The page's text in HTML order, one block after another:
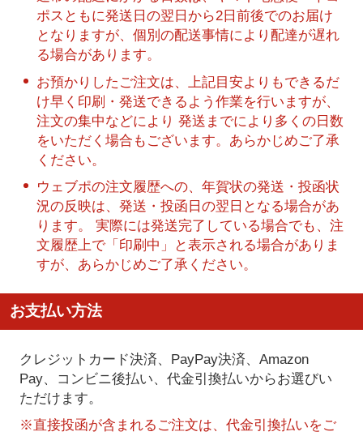
ポスともに発送日の翌日から2日前後でのお届け
となりますが、個別の配送事情により配達が遅れ
る場合があります。
お預かりしたご注文は、上記目安よりもできるだ
け早く印刷・発送できるよう作業を行いますが、
注文の集中などにより 発送までにより多くの日数
をいただく場合もございます。あらかじめご了承
ください。
ウェブポの注文履歴への、年賀状の発送・投函状
況の反映は、発送・投函日の翌日となる場合があ
ります。 実際には発送完了している場合でも、注
文履歴上で「印刷中」と表示される場合がありま
すが、あらかじめご了承ください。
お支払い方法
クレジットカード決済、PayPay決済、Amazon
Pay、コンビニ後払い、代金引換払いからお選びい
ただけます。
※直接投函が含まれるご注文は、代金引換払いをご